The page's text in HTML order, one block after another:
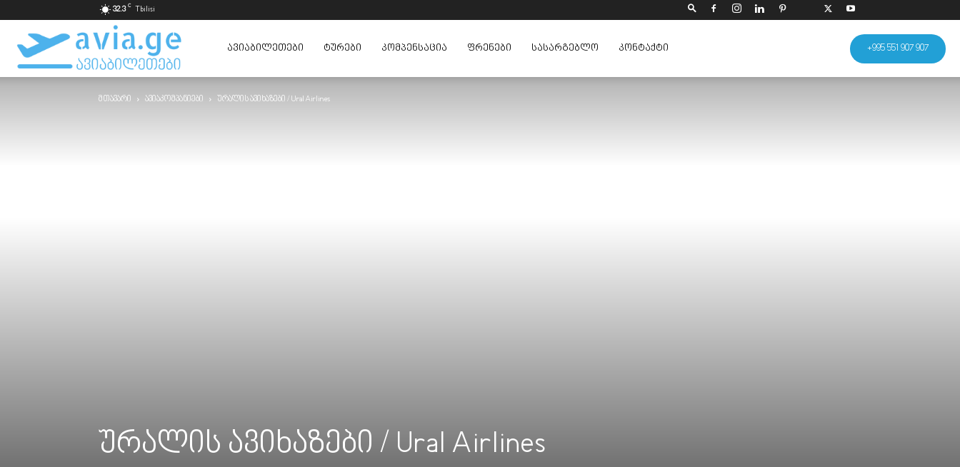
32.3 C Tbilisi
+995 551 907 907
ავიაბილეთები
ყველაზე
ᲐᲕᲘᲐᲑᲘᲚᲔᲗᲔᲑᲘ ᲢᲣᲠᲔᲑᲘ ᲙᲝᲛᲞᲔᲜᲡᲐᲪᲘᲐ ᲤᲠᲔᲜᲔᲑᲘ ᲡᲐᲡᲐᲠᲒᲔᲑᲚᲝ ᲙᲝᲜᲢᲐᲥᲢᲘ
მთავარი ავიაკომპანიები ურალის ავიხაზები / Ural Airlines
ურალის ავიხაზები / Ural Airlines